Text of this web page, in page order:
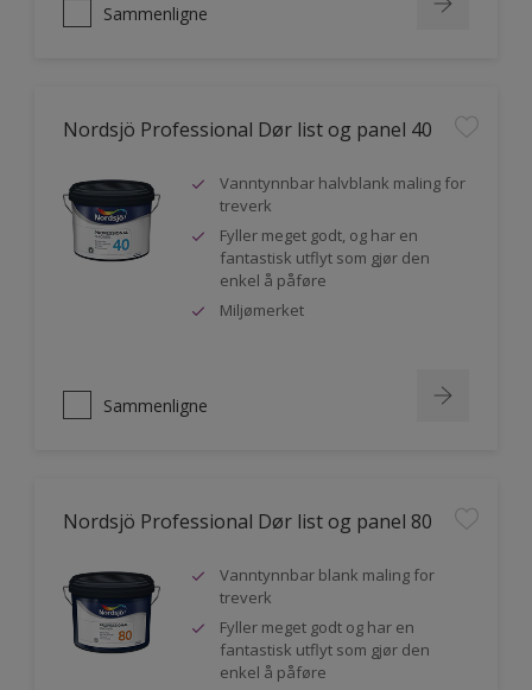
Sammenligne
Nordsjö Professional Dør list og panel 40
Vanntynnbar halvblank maling for
treverk
Fyller meget godt, og har en
fantastisk utflyt som gjør den
enkel å påføre
Miljømerket
Sammenligne
Nordsjö Professional Dør list og panel 80
Vanntynnbar blank maling for
treverk
Fyller meget godt og har en
fantastisk utflyt som gjør den
enkel å påføre